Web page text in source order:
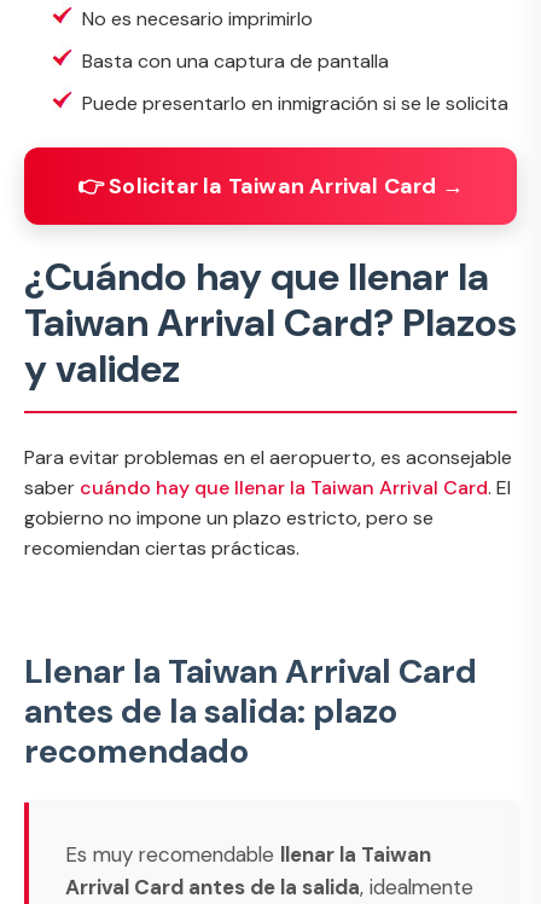
No es necesario imprimirlo
Basta con una captura de pantalla
Puede presentarlo en inmigración si se le solicita
👉 Solicitar la Taiwan Arrival Card →
¿Cuándo hay que llenar la
Taiwan Arrival Card? Plazos
y validez
Para evitar problemas en el aeropuerto, es aconsejable
saber cuándo hay que llenar la Taiwan Arrival Card. El
gobierno no impone un plazo estricto, pero se
recomiendan ciertas prácticas.
Llenar la Taiwan Arrival Card
antes de la salida: plazo
recomendado
Es muy recomendable llenar la Taiwan
Arrival Card antes de la salida, idealmente